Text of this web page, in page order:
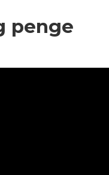
penge